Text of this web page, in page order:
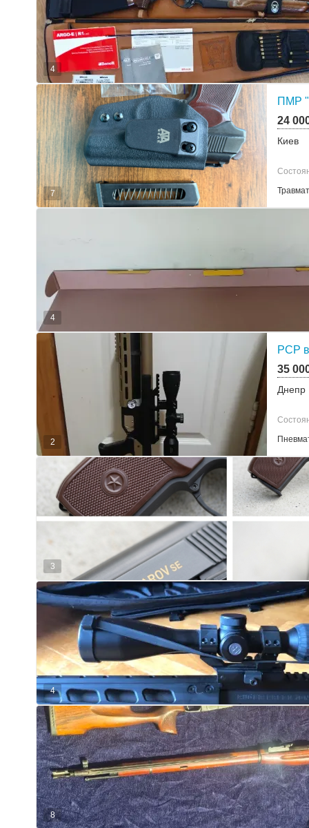
4
7
ПМР
24
Киев
4
2
PCP
35
Днепр
3
4
8